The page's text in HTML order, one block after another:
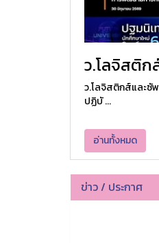
ว.โลจิสติก
ว.โลจิสติกส์และซั
ปฏิบั ...
อ่านทั้งหมด
ข่าว / ประกาศ